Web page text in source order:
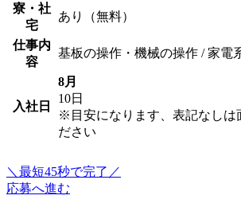
寮・社
宅
あり（無料）
仕事内
容
基板の操作・機械の操作 / 家電
入社日
8月
10日
※目安になります、表記なしは
ださい
＼最短45秒で完了／
応募へ進む